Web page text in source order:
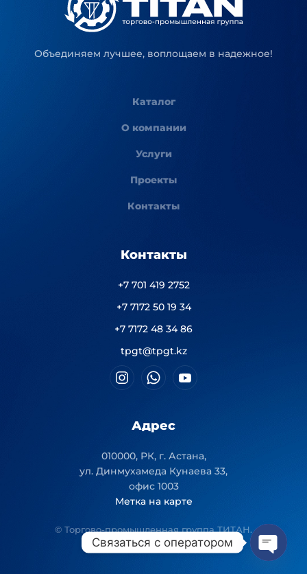
Объединяем лучшее, воплощаем в надежное!
Каталог
О компании
Услуги
Проекты
Контакты
Контакты
+7 701 419 2752
+7 7172 50 19 34
+7 7172 48 34 86
tpgt@tpgt.kz
Адрес
010000, РК, г. Астана,
ул. Динмухамеда Кунаева 33,
офис 1003
Метка на карте
© Торгово-промышленная группа ТИТАН.
Связаться с оператором